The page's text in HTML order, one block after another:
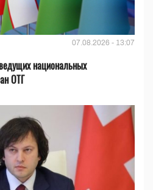
07.08.2026 - 13:07
национальных
ОТГ